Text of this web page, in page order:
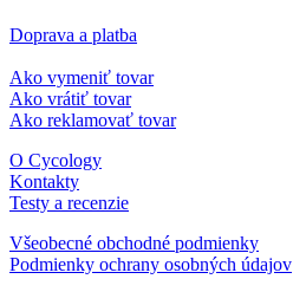
Doprava a platba
Ako vymeniť tovar
Ako vrátiť tovar
Ako reklamovať tovar
O Cycology
Kontakty
Testy a recenzie
Všeobecné obchodné podmienky
Podmienky ochrany osobných údajov